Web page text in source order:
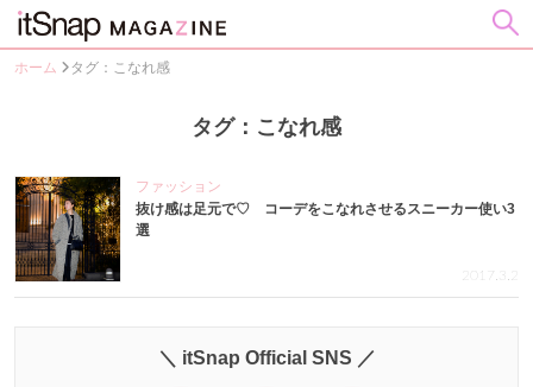
ホーム タグ：こなれ感
タグ：こなれ感
ファッション
抜け感は足元で♡ コーデをこなれさせるスニーカー使い3
選
2017.3.2
＼ itSnap Official SNS ／